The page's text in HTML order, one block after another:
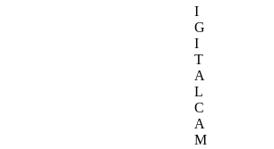
I
G
I
T
A
L
C
A
M